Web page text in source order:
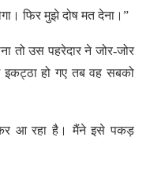
फिर मुझे दोष मत देना।”
तो उस पहरेदार ने जोर-जोर
हो गए तब वह सबको
आ रहा है। मैंने इसे पकड़